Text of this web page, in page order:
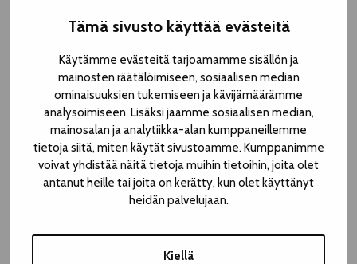
Tämä sivusto käyttää evästeitä
Käytämme evästeitä tarjoamamme sisällön ja
mainosten räätälöimiseen, sosiaalisen median
ominaisuuksien tukemiseen ja kävijämäärämme
analysoimiseen. Lisäksi jaamme sosiaalisen median,
mainosalan ja analytiikka-alan kumppaneillemme
tietoja siitä, miten käytät sivustoamme. Kumppanimme
voivat yhdistää näitä tietoja muihin tietoihin, joita olet
antanut heille tai joita on kerätty, kun olet käyttänyt
heidän palvelujaan.
Kiellä
| KULTTUURITALO LAIKKU, MUSIIKKISALI
Keskustori 4